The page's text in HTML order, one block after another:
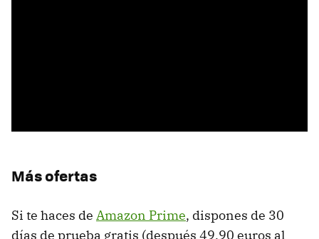
Más ofertas
Si te haces de Amazon Prime, dispones de 30
días de prueba gratis (después 49,90 euros al